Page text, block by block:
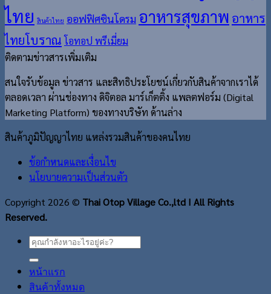
ไทย สินค้าไทย ออฟฟิศซินโดรม อาหารสุขภาพ อาหาร
ไทยโบราณ โอทอป พรีเมี่ยม
ติดตามข่าวสารเพิ่มเติม
สนใจรับข้อมูล ข่าวสาร และสิทธิประโยชน์เกี่ยวกับสินค้าจากเราได้
ตลอดเวลา ผ่านช่องทาง ดิจิตอล มาร์เก็ตติ้ง แพลตฟอร์ม (Digital
Marketing Platform) ของทางบริษัท ด้านล่าง
สินค้าภูมิปัญญาไทย แหล่งรวมสินค้าของคนไทย
ข้อกำหนดและเงื่อนไข
นโยบายความเป็นส่วนตัว
Copyright 2026 © Thai Otop Village Co.,ltd I All Rights
Reserved.
ค้นหา:
หน้าแรก
สินค้าทั้งหมด